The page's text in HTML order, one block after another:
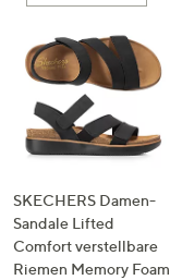
SKECHERS Damen-
Sandale Lifted
Comfort verstellbare
Riemen Memory Foam